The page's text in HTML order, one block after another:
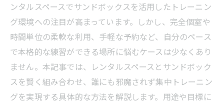
ンタルスペースでサンドボックスを活用したトレーニン
グ環境への注目が高まっています。しかし、完全個室や
時間単位の柔軟な利用、手軽な予約など、自分のペース
で本格的な練習ができる場所に悩むケースは少なくあり
ません。本記事では、レンタルスペースとサンドボック
スを賢く組み合わせ、誰にも邪魔されず集中トレーニン
グを実現する具体的な方法を解説します。用途や目標に